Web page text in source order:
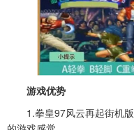
游戏优势
1.拳皇97风云再起街机版